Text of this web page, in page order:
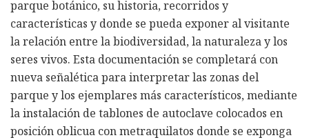
parque botánico, su historia, recorridos y
características y donde se pueda exponer al visitante
la relación entre la biodiversidad, la naturaleza y los
seres vivos. Esta documentación se completará con
nueva señalética para interpretar las zonas del
parque y los ejemplares más característicos, mediante
la instalación de tablones de autoclave colocados en
posición oblicua con metraquilatos donde se exponga